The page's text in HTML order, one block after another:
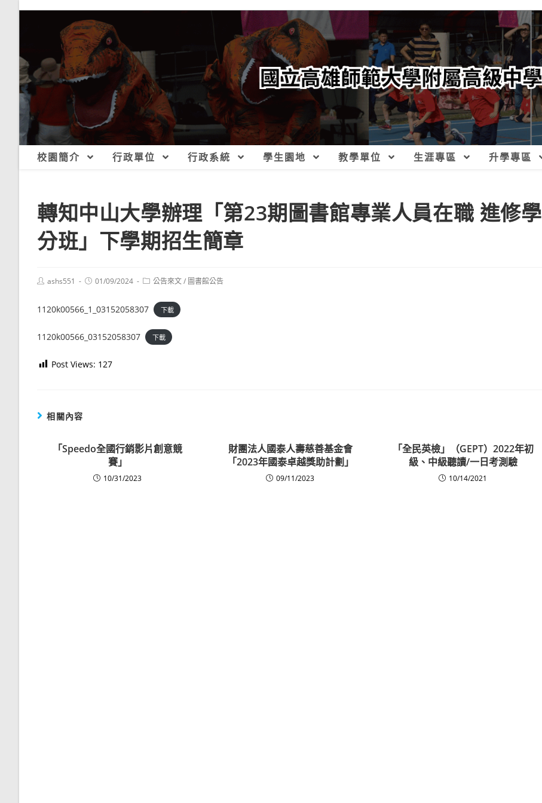
校園簡介 行政單位 行政系統 學生園地 教學單位 生涯專區 升學專區
轉知中山大學辦理「第23期圖書館專業人員在職 進修學
分班」下學期招生簡章
Postashs551
Post01/09/2024
Post公告來文/ 圖書館公告
1120k00566_1_03152058307 下載
1120k00566_03152058307 下載
Post Views: 127
相關內容
「Speedo全國行銷影片創意競
賽」
10/31/2023
財團法人國泰人壽慈善基金會
「2023年國泰卓越獎助計劃」
09/11/2023
「全民英檢」（GEPT）2022年初
級、中級聽讀/一日考測驗
10/14/2021